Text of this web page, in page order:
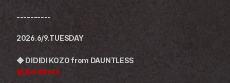
----------
2026.6/9.TUESDAY
◆ DIDIDI KOZO from DAUNTLESS
@dididikozo